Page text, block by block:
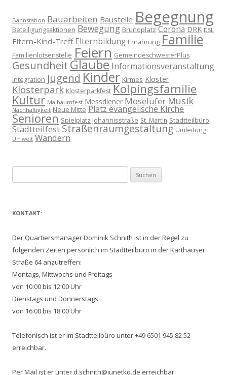
Bahnstation Bauarbeiten Baustelle Begegnung
Beteiligungsaktionen Bewegung Brunoplatz Corona DRK DSL
Eltern-Kind-Treff Elternbildung Ernährung Familie
Familienlotsenstelle Feiern GemeindeschwesterPlus
Gesundheit Glaube Informationsveranstaltung
Integration Jugend Kinder Kirmes Kloster
Klosterpark Klosterparkfest Kolpingsfamilie
Kultur Maibaumfest Messdiener Moselufer Musik
Nachhaltigkeit Neue Mitte Platz evangelische Kirche
Senioren Spielplatz Johannisstraße St. Martin Stadtteilbüro
Stadtteilfest Straßenraumgestaltung Umleitung
Umwelt Wandern
nach:
KONTAKT:
Der Quartiersmanager Dominik Schnith ist in der Regel zu
folgenden Zeiten persönlich im Stadtteilbüro in der Karthäuser
Straße 64 anzutreffen:
Montags, Mittwochs und Freitags
von 10:00 bis 12:00 Uhr
Dienstags und Donnerstags
von 16:00 bis 18:00 Uhr
Telefonisch ist er im Stadtteilbüro unter +49 6501 945 82 52
erreichbar.
Per Mail ist er unter d.schnith@junetko.de erreichbar.